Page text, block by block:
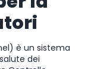
è un sistema
dei